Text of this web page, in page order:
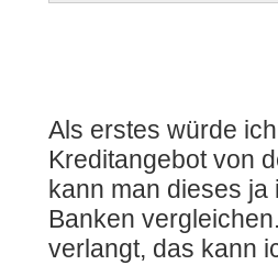
Als erstes würde
Kreditangebot von
kann man dieses ja
Banken
verlangt, das kann